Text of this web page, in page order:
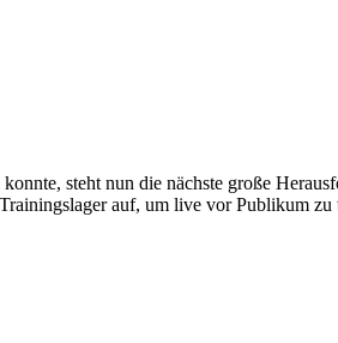
steht nun die nächste große
auf, um live vor Publikum zu